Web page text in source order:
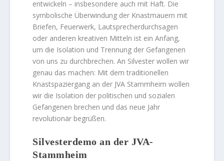
entwickeln – insbesondere auch mit Haft. Die
symbolische Überwindung der Knastmauern mit
Briefen, Feuerwerk, Lautsprecherdurchsagen
oder anderen kreativen Mitteln ist ein Anfang,
um die Isolation und Trennung der Gefangenen
von uns zu durchbrechen. An Silvester wollen wir
genau das machen: Mit dem traditionellen
Knastspaziergang an der JVA Stammheim wollen
wir die Isolation der politischen und sozialen
Gefangenen brechen und das neue Jahr
revolutionär begrüßen.
Silvesterdemo an der JVA-
Stammheim